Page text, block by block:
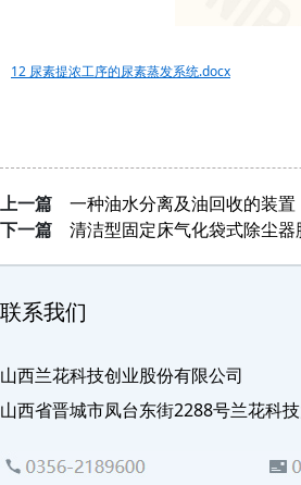
12 尿素提浓工序的尿素蒸发系统.docx
上一篇
一种油水分离及油回收的装置
下一篇
清洁型固定床气化袋式除尘
联系我们
山西兰花科技创业股份有限公司
山西省晋城市凤台东街2288号兰花科